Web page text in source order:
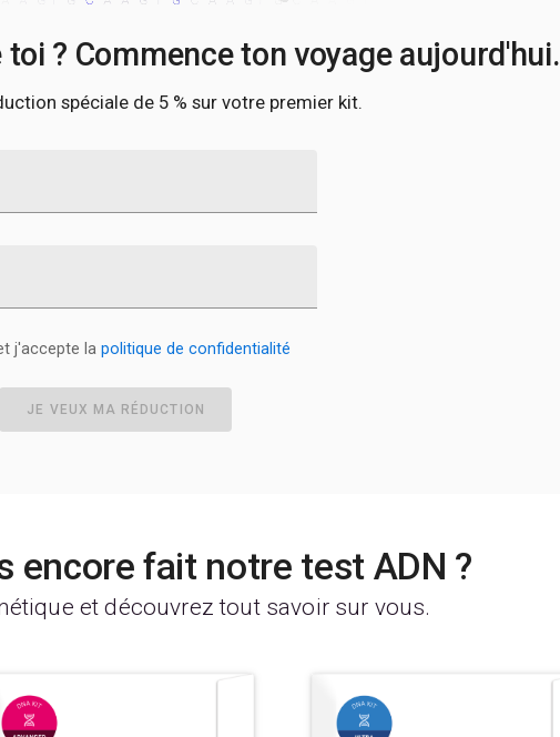
? Commence ton voyage aujourd'hui.
spéciale de 5 % sur votre premier kit.
j'accepte la politique de confidentialité
JE VEUX MA RÉDUCTION
encore fait notre test ADN ?
et découvrez tout savoir sur vous.